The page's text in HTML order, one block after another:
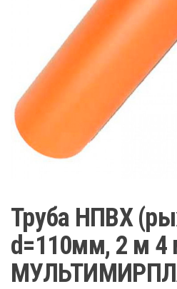
Труба НПВХ
d=110мм, 2 м